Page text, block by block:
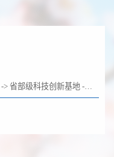
-> 省部级科技创新基地 -> 国防